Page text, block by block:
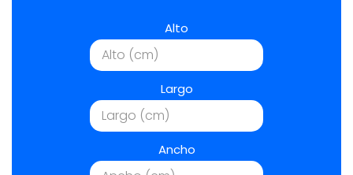
Alto
Largo
Ancho